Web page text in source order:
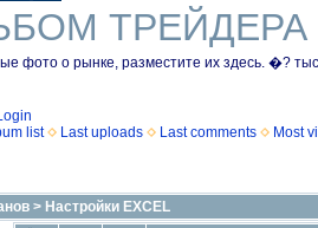
ТРЕЙДЕРА
фото о рынке, разместите их здесь. �?
list Last uploads Last comments
Most
> Настройки EXCEL